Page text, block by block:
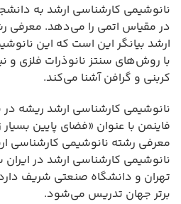
نانوشیمی کارشناسی ارشد به
در مقیاس اتمی را می‌دهد. معرفی
ارشد بیانگر این است که این
با روش‌های سنتز نانوذرات فلزی و
کربنی و گرافن آشنا می‌کند.
نانوشیمی کارشناسی ارشد ریشه
فاینمن با عنوان «فضای پایین
معرفی رشته نانوشیمی کارشناسی
نانوشیمی کارشناسی ارشد در
تهران و دانشگاه صنعتی شریف
برتر جهان تدریس می‌شود.